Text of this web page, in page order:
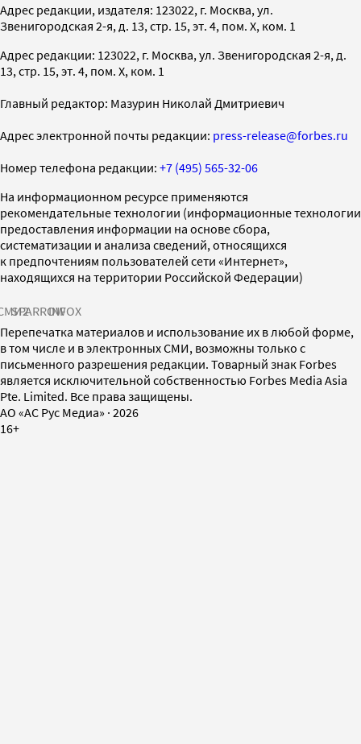
Адрес редакции, издателя: 123022, г. Москва, ул.
Звенигородская 2-я, д. 13, стр. 15, эт. 4, пом. X, ком. 1
Адрес редакции: 123022, г. Москва, ул. Звенигородская 2-я, д.
13, стр. 15, эт. 4, пом. X, ком. 1
Главный редактор: Мазурин Николай Дмитриевич
Адрес электронной почты редакции: press-release@forbes.ru
Номер телефона редакции: +7 (495) 565-32-06
На информационном ресурсе применяются
рекомендательные технологии (информационные технологии
предоставления информации на основе сбора,
систематизации и анализа сведений, относящихся
к предпочтениям пользователей сети «Интернет»,
находящихся на территории Российской Федерации)
SPARROWINFOX
Перепечатка материалов и использование их в любой форме,
в том числе и в электронных СМИ, возможны только с
письменного разрешения редакции. Товарный знак Forbes
является исключительной собственностью Forbes Media Asia
Pte. Limited. Все права защищены.
AO «АС Рус Медиа» · 2026
16+